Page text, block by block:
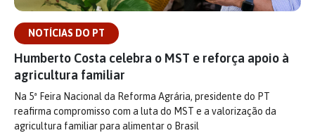
NOTÍCIAS DO PT
Humberto Costa celebra o MST e reforça apoio à
agricultura familiar
Na 5ª Feira Nacional da Reforma Agrária, presidente do PT
reafirma compromisso com a luta do MST e a valorização da
agricultura familiar para alimentar o Brasil